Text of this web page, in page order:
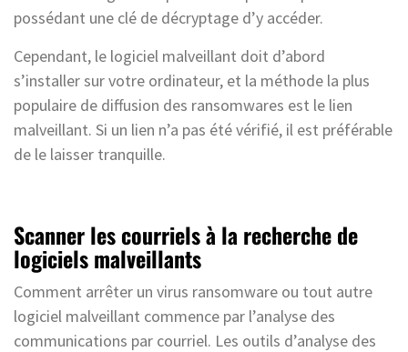
possédant une clé de décryptage d’y accéder.
Cependant, le logiciel malveillant doit d’abord
s’installer sur votre ordinateur, et la méthode la plus
populaire de diffusion des ransomwares est le lien
malveillant. Si un lien n’a pas été vérifié, il est préférable
de le laisser tranquille.
Scanner les courriels à la recherche de
logiciels malveillants
Comment arrêter un virus ransomware ou tout autre
logiciel malveillant commence par l’analyse des
communications par courriel. Les outils d’analyse des